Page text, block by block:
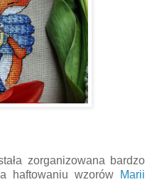
zorganizowana bardzo
haftowaniu wzorów
Marii